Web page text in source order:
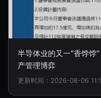
半导体业的又一“香饽饽
产管理博弈
更新时间：2026-08-06